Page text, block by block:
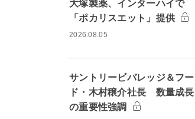
大塚製薬、インターハイで
「ポカリスエット」提供
2026.08.05
サントリービバレッジ＆フー
ド・木村穣介社長 数量成長
の重要性強調